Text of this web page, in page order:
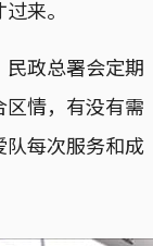
来。
政总署会定期
情，有没有需
每次服务和成